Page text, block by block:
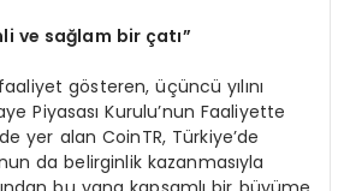
ve sağlam bir çatı”
gösteren, üçüncü yılını
Piyasası Kurulu’nun Faaliyette
yer alan CoinTR, Türkiye’de
da belirginlik kazanmasıyla